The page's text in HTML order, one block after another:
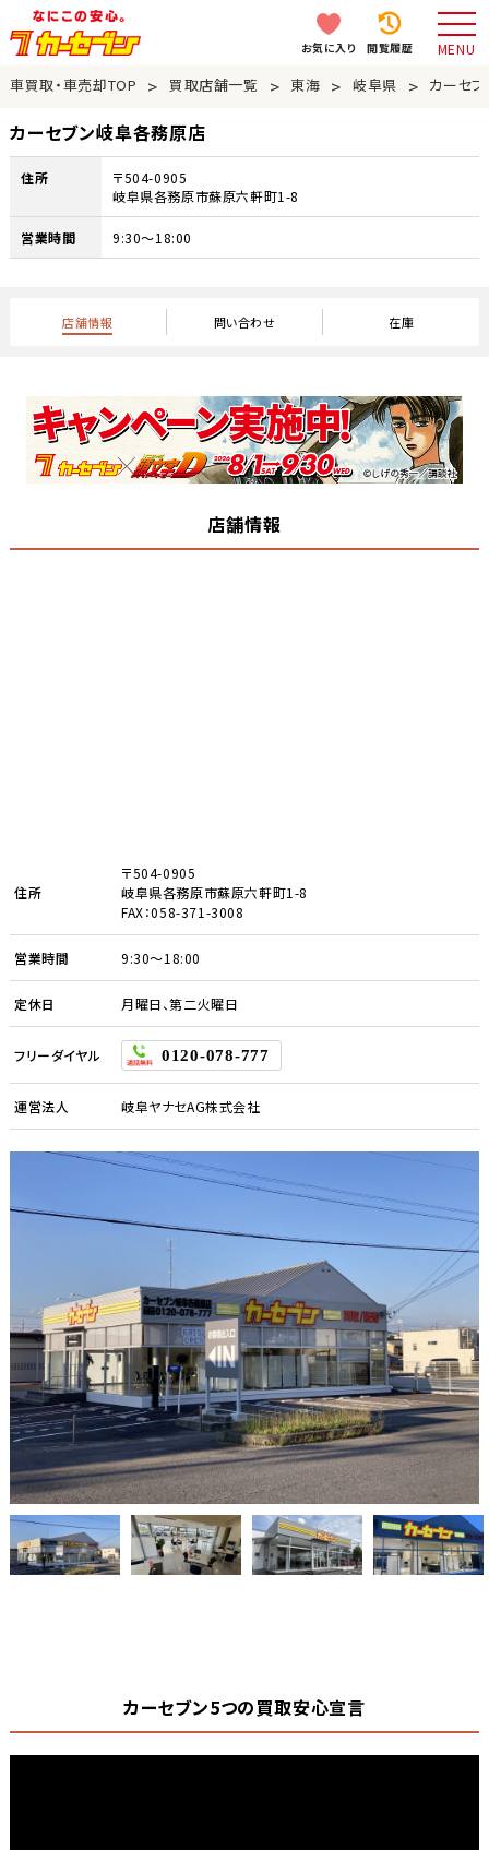
お気に入り 閲覧履歴 MENU
車買取・車売却TOP > 買取店舗一覧 > 東海 > 岐阜県 > カーセ
カーセブン岐阜各務原店
住所
〒504-0905
岐阜県各務原市蘇原六軒町1-8
営業時間 9:30～18:00
店舗情報 問い合わせ 在庫
店舗情報
住所
〒504-0905
岐阜県各務原市蘇原六軒町1-8
FAX：058-371-3008
営業時間 9:30～18:00
定休日 月曜日、第二火曜日
フリーダイヤル 0120-078-777
運営法人 岐阜ヤナセAG株式会社
カーセブン5つの買取安心宣言